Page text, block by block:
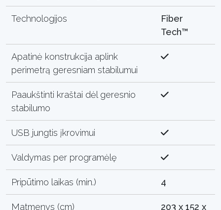
Technologijos
Fiber
Tech™
Apatinė konstrukcija aplink
perimetrą geresniam stabilumui
Paaukštinti kraštai dėl geresnio
stabilumo
USB jungtis įkrovimui
Valdymas per programėlę
Pripūtimo laikas (min.) 4
Matmenys (cm) 203 x 152 x